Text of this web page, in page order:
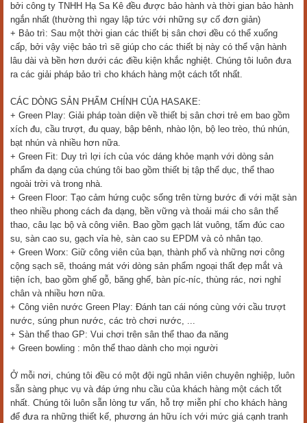
bởi công ty TNHH Hạ Sa Kê đều được bảo hành và thời gian bảo hành
ngắn nhất (thường thì ngay lập tức với những sự cố đơn giản)
+ Bảo trì: Sau một thời gian các thiết bị sân chơi đều có thể xuống
cấp, bởi vậy việc bảo trì sẽ giúp cho các thiết bị này có thể vận hành
lâu dài và bền hơn dưới các điều kiện khắc nghiệt. Chúng tôi luôn đưa
ra các giải pháp bảo trì cho khách hàng một cách tốt nhất.
CÁC DÒNG SẢN PHẨM CHÍNH CỦA HASAKE:
+ Green Play: Giải pháp toàn diện về thiết bị sân chơi trẻ em bao gồm
xích đu, cầu trượt, đu quay, bập bênh, nhào lộn, bộ leo trèo, thú nhún,
bạt nhún và nhiều hơn nữa.
+ Green Fit: Duy trì lợi ích của vóc dáng khỏe mạnh với dòng sản
phẩm đa dạng của chúng tôi bao gồm thiết bị tập thể dục, thể thao
ngoài trời và trong nhà.
+ Green Floor: Tạo cảm hứng cuộc sống trên từng bước đi với mặt sàn
theo nhiều phong cách đa dạng, bền vững và thoải mái cho sân thể
thao, câu lạc bộ và công viên. Bao gồm gạch lát vuông, tấm đúc cao
su, sàn cao su, gạch vỉa hè, sàn cao su EPDM và cỏ nhân tạo.
+ Green Worx: Giữ công viên của bạn, thành phố và những nơi công
cộng sạch sẽ, thoáng mát với dòng sản phẩm ngoại thất đẹp mắt và
tiện ích, bao gồm ghế gỗ, băng ghế, bàn píc-níc, thùng rác, nơi nghỉ
chân và nhiều hơn nữa.
+ Công viên nước Green Play: Đánh tan cái nóng cùng với cầu trượt
nước, súng phun nước, các trò chơi nước, ...
+ Sàn thể thao GP: Vui chơi trên sân thể thao đa năng
+ Green bowling : môn thể thao dành cho mọi người
Ở mỗi nơi, chúng tôi đều có một đội ngũ nhân viên chuyên nghiệp, luôn
sẵn sàng phục vụ và đáp ứng nhu cầu của khách hàng một cách tốt
nhất. Chúng tôi luôn sẵn lòng tư vấn, hỗ trợ miễn phí cho khách hàng
để đưa ra những thiết kế, phương án hữu ích với mức giá cạnh tranh